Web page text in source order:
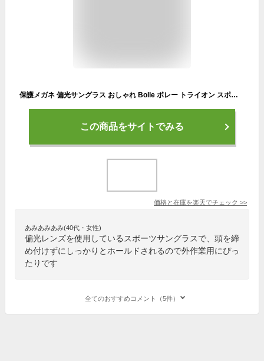
保護メガネ 偏光サングラス おしゃれ Bolle ボレー トライオン スポーツサングラス UVカット 花粉 防塵 防風 対策 釣り マリンスポーツ レジャー 屋外作業
この商品をサイトでみる
価格と在庫を楽天でチェック >>
あみあみあみ(40代・女性)
偏光レンズを使用しているスポーツサングラスで、頭を締
め付けずにしっかりとホールドされるので外作業用にぴっ
たりです
全てのおすすめコメント（5件）